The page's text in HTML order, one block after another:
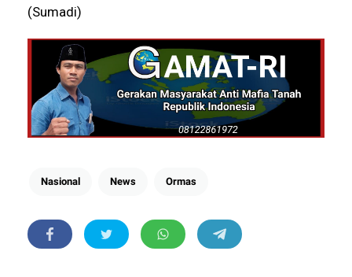
(Sumadi)
Nasional News Ormas